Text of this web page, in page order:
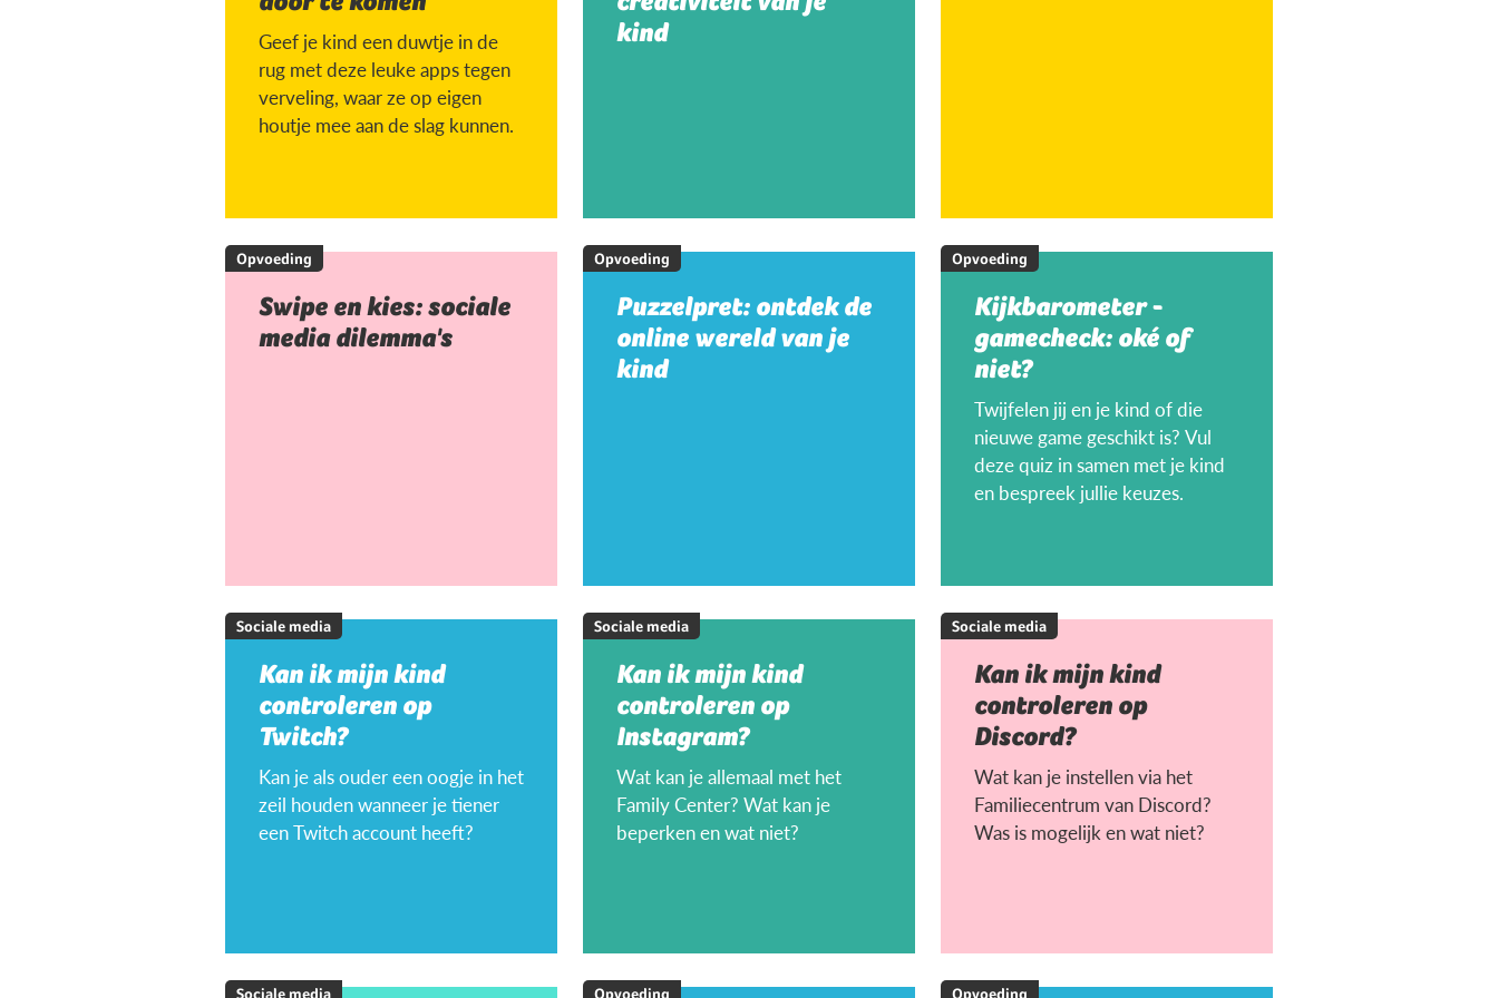
Geef je kind een duwtje in de
rug met deze leuke apps tegen
verveling, waar ze op eigen
houtje mee aan de slag kunnen.
kind
Opvoeding
Swipe en kies: sociale
media dilemma's
Opvoeding
Puzzelpret: ontdek de
online wereld van je
kind
Opvoeding
Kijkbarometer -
gamecheck: oké of
niet?
Twijfelen jij en je kind of die
nieuwe game geschikt is? Vul
deze quiz in samen met je kind
en bespreek jullie keuzes.
Sociale media
Kan ik mijn kind
controleren op
Twitch?
Kan je als ouder een oogje in het
zeil houden wanneer je tiener
een Twitch account heeft?
Sociale media
Kan ik mijn kind
controleren op
Instagram?
Wat kan je allemaal met het
Family Center? Wat kan je
beperken en wat niet?
Sociale media
Kan ik mijn kind
controleren op
Discord?
Wat kan je instellen via het
Familiecentrum van Discord?
Was is mogelijk en wat niet?
Sociale media Opvoeding Opvoeding